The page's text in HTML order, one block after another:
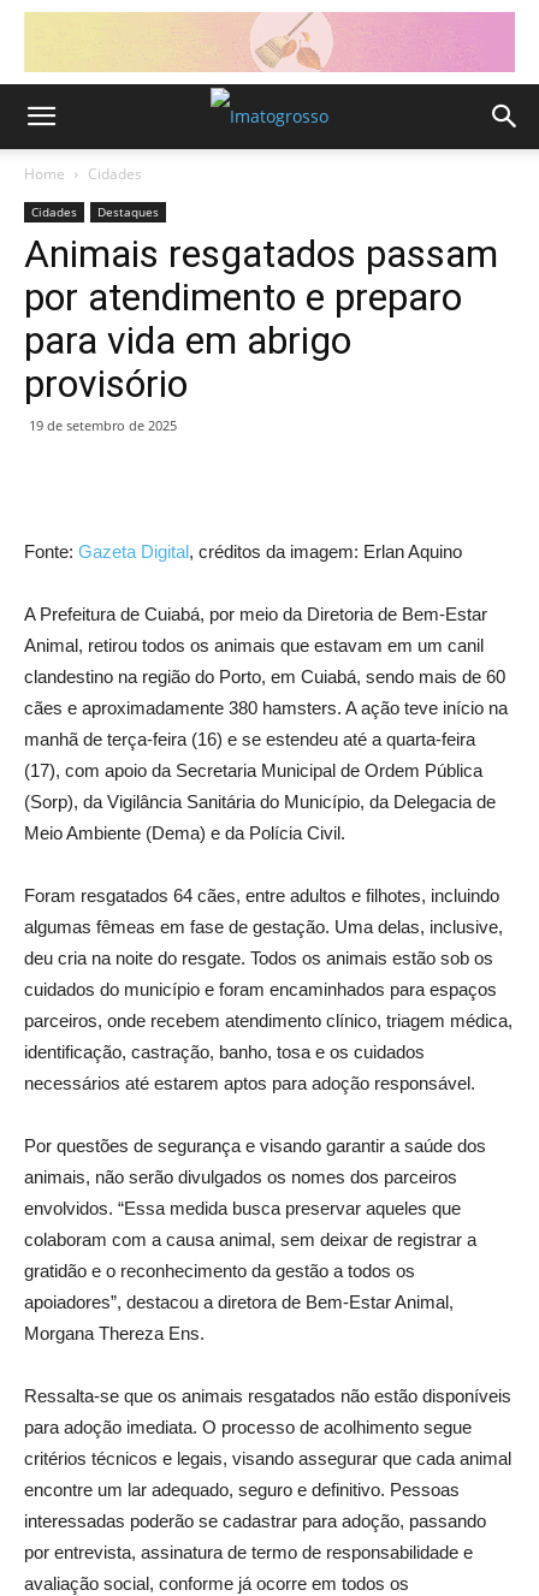
Home Cidades
Cidades Destaques
Animais resgatados passam
por atendimento e preparo
para vida em abrigo
provisório
19 de setembro de 2025
Fonte: Gazeta Digital, créditos da imagem: Erlan Aquino
A Prefeitura de Cuiabá, por meio da Diretoria de Bem-Estar
Animal, retirou todos os animais que estavam em um canil
clandestino na região do Porto, em Cuiabá, sendo mais de 60
cães e aproximadamente 380 hamsters. A ação teve início na
manhã de terça-feira (16) e se estendeu até a quarta-feira
(17), com apoio da Secretaria Municipal de Ordem Pública
(Sorp), da Vigilância Sanitária do Município, da Delegacia de
Meio Ambiente (Dema) e da Polícia Civil.
Foram resgatados 64 cães, entre adultos e filhotes, incluindo
algumas fêmeas em fase de gestação. Uma delas, inclusive,
deu cria na noite do resgate. Todos os animais estão sob os
cuidados do município e foram encaminhados para espaços
parceiros, onde recebem atendimento clínico, triagem médica,
identificação, castração, banho, tosa e os cuidados
necessários até estarem aptos para adoção responsável.
Por questões de segurança e visando garantir a saúde dos
animais, não serão divulgados os nomes dos parceiros
envolvidos. “Essa medida busca preservar aqueles que
colaboram com a causa animal, sem deixar de registrar a
gratidão e o reconhecimento da gestão a todos os
apoiadores”, destacou a diretora de Bem-Estar Animal,
Morgana Thereza Ens.
Ressalta-se que os animais resgatados não estão disponíveis
para adoção imediata. O processo de acolhimento segue
critérios técnicos e legais, visando assegurar que cada animal
encontre um lar adequado, seguro e definitivo. Pessoas
interessadas poderão se cadastrar para adoção, passando
por entrevista, assinatura de termo de responsabilidade e
avaliação social, conforme já ocorre em todos os